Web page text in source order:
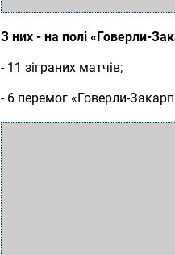
З них - на полі «Говерли-
- 11 зіграних матчів;
- 6 перемог «Говерли-